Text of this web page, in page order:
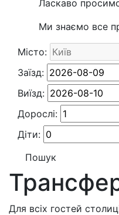
Ласкаво
Ми знаємо все
Місто:
Заїзд:
Виїзд:
Дорослі:
Діти:
Для всіх гостей